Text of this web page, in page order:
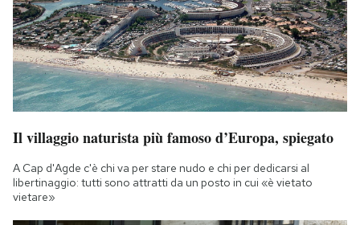
Il villaggio naturista più famoso d’Europa, spiegato
A Cap d'Agde c'è chi va per stare nudo e chi per dedicarsi al
libertinaggio: tutti sono attratti da un posto in cui «è vietato
vietare»